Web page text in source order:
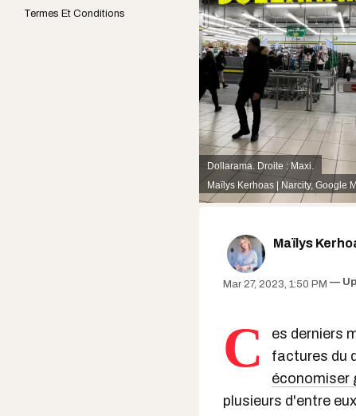
Termes Et Conditions
Dollarama. Droite : Maxi.
Maïlys Kerhoas | Narcity, Google
Maïlys
Mar 27, 2023, 1:50 PM
C es derniers
factures du
économiser
plusieurs d'entre